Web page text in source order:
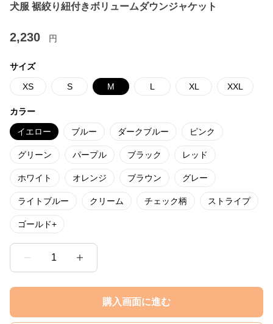
犬服 裾絞り紐付きボリュームダウンジャケット
2,230 円
サイズ
XS S M L XL XXL
カラー
イエロー ブルー ダークブルー ピンク
グリーン パープル ブラック レッド
ホワイト オレンジ ブラウン グレー
ライトブルー クリーム チェック柄 ストライプ
ゴールド+
1
購入画面に進む